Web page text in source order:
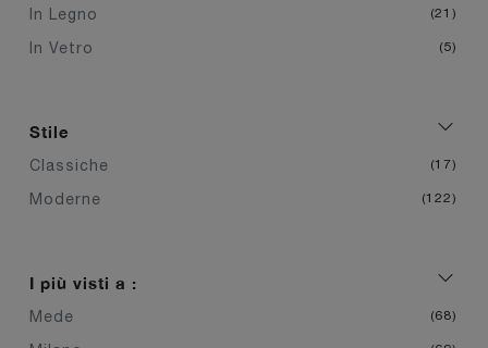
In Legno 21
In Vetro 5
Stile
Classiche 17
Moderne 122
I più visti a :
Mede 68